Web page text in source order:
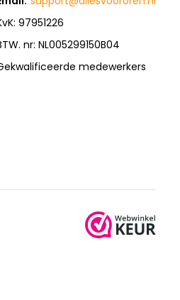
97951226
nr: NL005299150B04
medewerkers